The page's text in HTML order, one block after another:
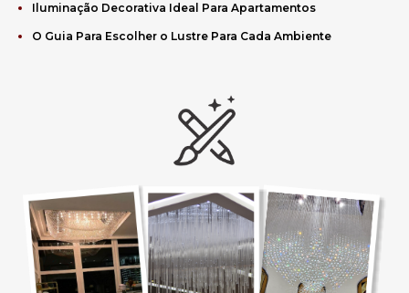
Iluminação Decorativa Ideal Para Apartamentos
O Guia Para Escolher o Lustre Para Cada Ambiente